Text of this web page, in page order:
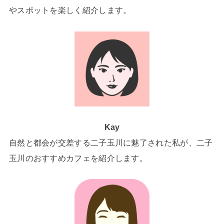
やスポットを楽しく紹介します。
Kay
自然と都会が交差する二子玉川に魅了された私が、二子
玉川のおすすめカフェを紹介します。